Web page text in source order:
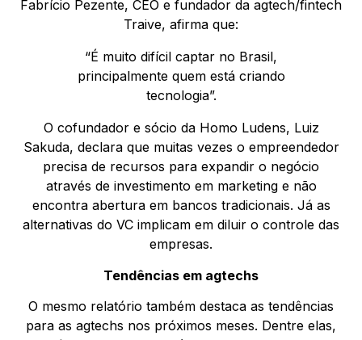
Fabrício Pezente, CEO e fundador da agtech/fintech
Traive, afirma que:
“É muito difícil captar no Brasil,
principalmente quem está criando
tecnologia”.
O cofundador e sócio da Homo Ludens, Luiz
Sakuda, declara que muitas vezes o empreendedor
precisa de recursos para expandir o negócio
através de investimento em marketing e não
encontra abertura em bancos tradicionais. Já as
alternativas do VC implicam em diluir o controle das
empresas.
Tendências em agtechs
O mesmo relatório também destaca as tendências
para as agtechs nos próximos meses. Dentre elas,